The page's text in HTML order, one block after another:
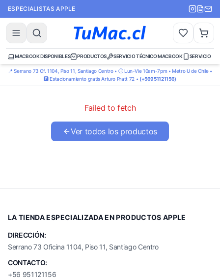
ESPECIALISTAS APPLE
MACBOOK DISPONIBLES PRODUCTOS SERVICIO TÉCNICO MACBOOK SERVICIO
📍 Serrano 73 Of. 1104, Piso 11, Santiago Centro • 🕒 Lun-Vie 10am-7pm • Metro U de Chile •
🅿️ Estacionamiento gratis Arturo Pratt 72 • (+56951121156)
Failed to fetch
Ver todos los productos
LA TIENDA ESPECIALIZADA EN PRODUCTOS APPLE
DIRECCIÓN:
Serrano 73 Oficina 1104, Piso 11, Santiago Centro
CONTACTO:
+56 951121156